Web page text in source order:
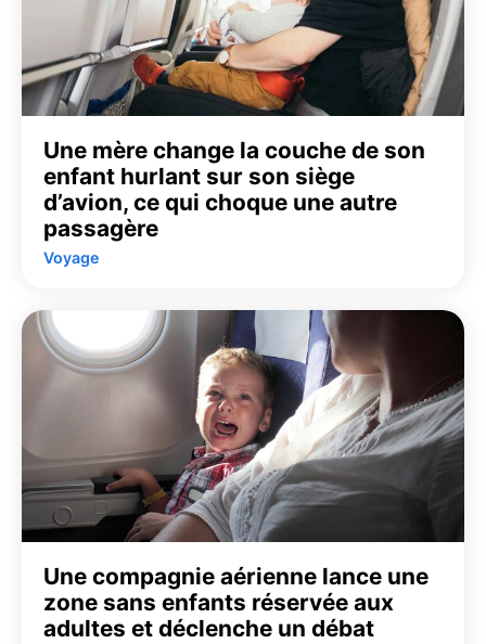
Une mère change la couche de son
enfant hurlant sur son siège
d’avion, ce qui choque une autre
passagère
Voyage
Une compagnie aérienne lance une
zone sans enfants réservée aux
adultes et déclenche un débat